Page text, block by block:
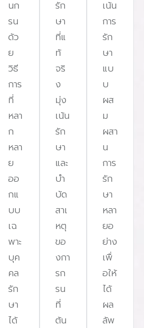
เป็นประจำหายใจติดขัดหรือหยุดหายใจ
ได้จากคนข้าง ๆ)ตื่นกลางดึกบ่อย มีอาก
สะดุ้งง่วงมากผิดปกติในเวลากลางวันป
สดชื่นแม้นอนนานหงุดหงิดง่าย อารมณ์
ปัญหาความจำ รับคำปรึกษา ฟรี! อย่ารอ
เยือนโดยไม่รู้ตัว การนอนกรนและภาวะ
หลับไม่ควรถูกมองข้าม เพราะอาจเป็
จากร่างกายที่บ่งบอกถึงโรคร้ายแรงในอ
ในคนที่มีปัจจัยเสี่ยงดังที่กล่าวมาการเข้า
นอนหลับ (Sleep Test) เป็นวิธีที่แม่นย
การวินิจฉัยโรคนี้ และถ้าพบว่ามีปัญหา ก็
รักษาได้อย่างตรงจุดตั้งแต่เนิ่น ๆ ไม่ว่าจ
เครื่อง CPAP, Oral Appliance, การ
ปรับพฤติกรรมการนอน และการบำบัดกล้
หายใจ สนใจตรวจการนอนหลับ คลิกเ
หยุดหายใจขณะหลับ" ไม่ใช่แค่ปัญหาเสี
กลางคืน แต่คือภัยเงียบที่คุกคามสุขภา
คุณ ไม่ว่าจะเป็นหัวใจ สมอง หรือคุณภา
และรับการวินิจฉัยตั้งแต่ต้น คือกุญแจส
รักษาชีวิตและอนาคตของคุณไว้
นก
รน
ด้ว
ย
วิธี
การ
ที่
หลา
ก
หลา
ย
ออ
กแ
บบ
เฉ
พาะ
บุค
คล
รัก
ษา
ได้
รัก
ษา
ที่แ
ท้
จริ
ง
มุ่ง
เน้น
รัก
ษา
และ
บํา
บัด
สาเ
หตุ
ขอ
งกา
รก
รน
ที่
ต้น
เน้น
การ
รัก
ษา
แบ
บ
ผส
ม
ผสา
น
การ
รัก
ษา
หลา
ยอ
ย่าง
เพื่
อให้
ได้
ผล
ลัพ